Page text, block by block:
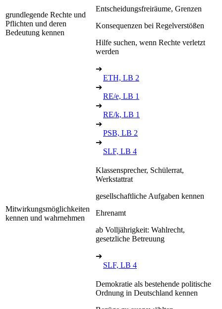
grundlegende Rechte und
Pflichten und deren
Bedeutung kennen
Entscheidungsfreiräume, Grenzen
Konsequenzen bei Regelverstößen
Hilfe suchen, wenn Rechte verletzt
werden
➔
ETH, LB 2
➔
RE/e, LB 1
➔
RE/k, LB 1
➔
PSB, LB 2
➔
SLF, LB 4
Mitwirkungsmöglichkeiten
kennen und wahrnehmen
Klassensprecher, Schülerrat,
Werkstattrat
gesellschaftliche Aufgaben kennen
Ehrenamt
ab Volljährigkeit: Wahlrecht,
gesetzliche Betreuung
➔
SLF, LB 4
Demokratie als bestehende politische
Ordnung in Deutschland kennen